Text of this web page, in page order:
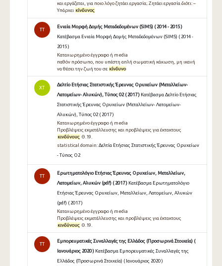
και εργάζεται, για ποιο λόγο ζητάει εργασία; Ζητάει εργασία διότι: –
Υπάρχει κίνδυνος
TT
Ενιαία Μορφή Δομής Μεταδεδομένων (SIMS) ( 2014 - 2015 )
Κατέβασμα Ενιαία Μορφή Δομής Μεταδεδομένων (SIMS) ( 2014 -
2015 )
Καταχωρημένο έγγραφο ή media
παθόν πρόσωπο, που υπέστη απλή σωµατική κάκωση, µη ικανή
να θέσει την ζωή του σε κίνδυνο
ΧΤ
Δελτίο Ετήσιας Στατιστικής Έρευνας Ορυχείων (Μεταλλείων-
Λατομείων- Αλυκών), Τύπος 02 ( 2017 ) Κατέβασμα Δελτίο Ετήσιας
Στατιστικής Έρευνας Ορυχείων (Μεταλλείων- Λατομείων-
Αλυκών), Τύπος 02 ( 2017 )
Καταχωρημένο έγγραφο ή media
Προβλέψεις εκμετάλλευσης και προβλέψεις για έκτακτους
κινδύνους Θ.19.
statistical domain:Δελτία Ετήσιας Στατιστικής Έρευνας Ορυχείων
- Τύπος Ο2
TT
Ερωτηματολόγιο Ετήσιας Έρευνας Ορυχείων, Μεταλλείων,
Λατομείων, Αλυκών (pdf) ( 2017 ) Κατέβασμα Ερωτηματολόγιο
Ετήσιας Έρευνας Ορυχείων, Μεταλλείων, Λατομείων, Αλυκών
(pdf) ( 2017 )
Καταχωρημένο έγγραφο ή media
Προβλέψεις εκμετάλλευσης και προβλέψεις για έκτακτους
κινδύνους Θ.19.
TT
Εμπορευματικές Συναλλαγές της Ελλάδος (Προσωρινά Στοιχεία) (
Ιανουάριος 2020 ) Κατέβασμα Εμπορευματικές Συναλλαγές της
Ελλάδος (Προσωρινά Στοιχεία) ( Ιανουάριος 2020 )